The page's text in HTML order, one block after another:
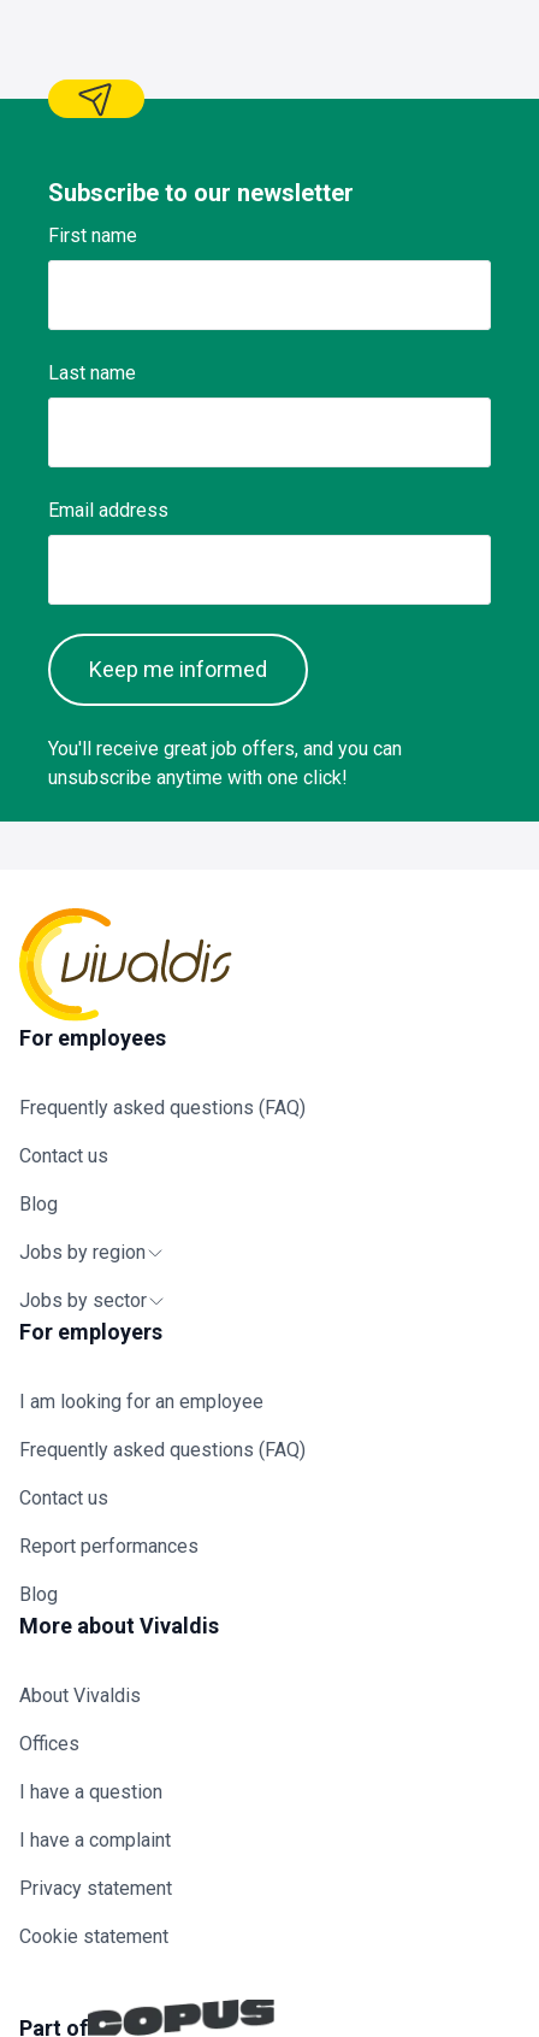
matériel,..) Dépanner les véhicules à l’arrêt et se rendre
dans les garages agréés dans le cas où la réparation doit
conformément aux consignes en vigueur en matière de
Subscribe to our newsletter
First name
Last name
Email address
Keep me informed
You'll receive great job offers, and you can
unsubscribe anytime with one click!
For employees
Frequently asked questions (FAQ)
Contact us
Blog
Jobs by region
Jobs by sector
For employers
I am looking for an employee
Frequently asked questions (FAQ)
Contact us
Report performances
Blog
More about Vivaldis
About Vivaldis
Offices
I have a question
I have a complaint
Privacy statement
Cookie statement
Part of